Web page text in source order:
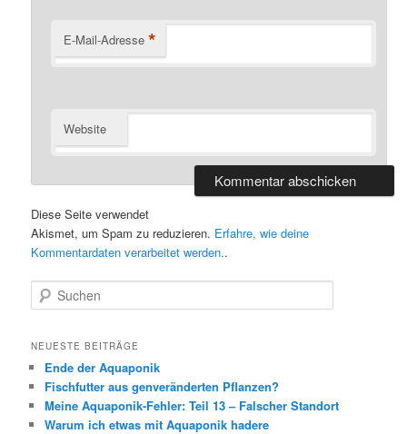
E-Mail-Adresse *
Website
Diese Seite verwendet
Akismet, um Spam zu reduzieren. Erfahre, wie deine
Kommentardaten verarbeitet werden..
u
h
NEUESTE BEITRÄGE
Ende der Aquaponik
Fischfutter aus genveränderten Pflanzen?
Meine Aquaponik-Fehler: Teil 13 – Falscher Standort
Warum ich etwas mit Aquaponik hadere